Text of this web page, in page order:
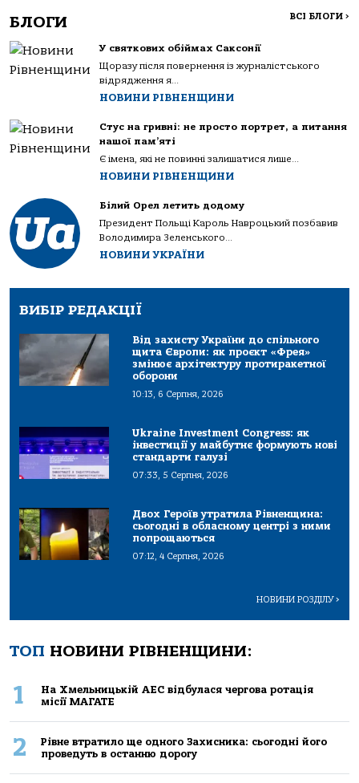
БЛОГИ ВСІ БЛОГИ >
У святкових обіймах Саксонії
Щоразу після повернення із журналістського
відрядження я...
НОВИНИ РІВНЕНЩИНИ
Стус на гривні: не просто портрет, а питання
нашої пам’яті
Є імена, які не повинні залишатися лише...
НОВИНИ РІВНЕНЩИНИ
Білий Орел летить додому
Президент Польщі Кароль Навроцький позбавив
Володимира Зеленського...
НОВИНИ УКРАЇНИ
ВИБІР РЕДАКЦІЇ
Від захисту України до спільного
щита Європи: як проєкт «Фрея»
змінює архітектуру протиракетної
оборони
10:13, 6 Серпня, 2026
Ukraine Investment Congress: як
інвестиції у майбутнє формують нові
стандарти галузі
07:33, 5 Серпня, 2026
Двох Героїв утратила Рівненщина:
сьогодні в обласному центрі з ними
попрощаються
07:12, 4 Серпня, 2026
НОВИНИ РОЗДІЛУ>
ТОП НОВИНИ РІВНЕНЩИНИ:
1
На Хмельницькій АЕС відбулася чергова ротація
місії МАГАТЕ
2
Рівне втратило ще одного Захисника: сьогодні його
проведуть в останню дорогу